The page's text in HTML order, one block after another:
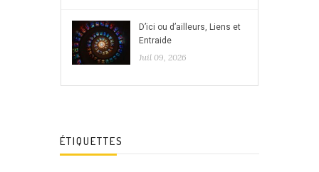
D’ici ou d’ailleurs, Liens et
Entraide
Juil 09, 2026
ÉTIQUETTES